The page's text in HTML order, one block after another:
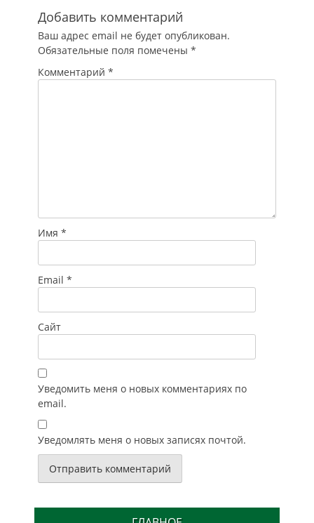
государственного
контроля (надзора)
…
Добавить комментарий
Ваш адрес email не будет опубликован.
Обязательные поля помечены *
Комментарий *
Имя *
Email *
Сайт
Уведомить меня о новых комментариях по
email.
Уведомлять меня о новых записях почтой.